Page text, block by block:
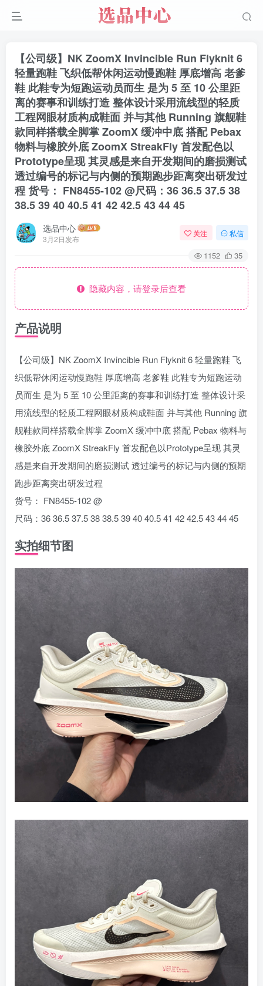
【公司级】NK ZoomX Invincible Run Flyknit 6
轻量跑鞋 飞织低帮休闲运动慢跑鞋 厚底增高 老爹
鞋 此鞋专为短跑运动员而生 是为 5 至 10 公里距
离的赛事和训练打造 整体设计采用流线型的轻质
工程网眼材质构成鞋面 并与其他 Running 旗舰鞋
款同样搭载全脚掌 ZoomX 缓冲中底 搭配 Pebax
物料与橡胶外底 ZoomX StreakFly 首发配色以
Prototype呈现 其灵感是来自开发期间的磨损测试
透过编号的标记与内侧的预期跑步距离突出研发过
程 货号： FN8455-102 @尺码：36 36.5 37.5 38
38.5 39 40 40.5 41 42 42.5 43 44 45
选品中心
3月2日发布
关注 私信
1152 35
隐藏内容，请登录后查看
产品说明
【公司级】NK ZoomX Invincible Run Flyknit 6 轻量跑鞋 飞
织低帮休闲运动慢跑鞋 厚底增高 老爹鞋 此鞋专为短跑运动
员而生 是为 5 至 10 公里距离的赛事和训练打造 整体设计采
用流线型的轻质工程网眼材质构成鞋面 并与其他 Running 旗
舰鞋款同样搭载全脚掌 ZoomX 缓冲中底 搭配 Pebax 物料与
橡胶外底 ZoomX StreakFly 首发配色以Prototype呈现 其灵
感是来自开发期间的磨损测试 透过编号的标记与内侧的预期
跑步距离突出研发过程
货号： FN8455-102 @
尺码：36 36.5 37.5 38 38.5 39 40 40.5 41 42 42.5 43 44 45
实拍细节图